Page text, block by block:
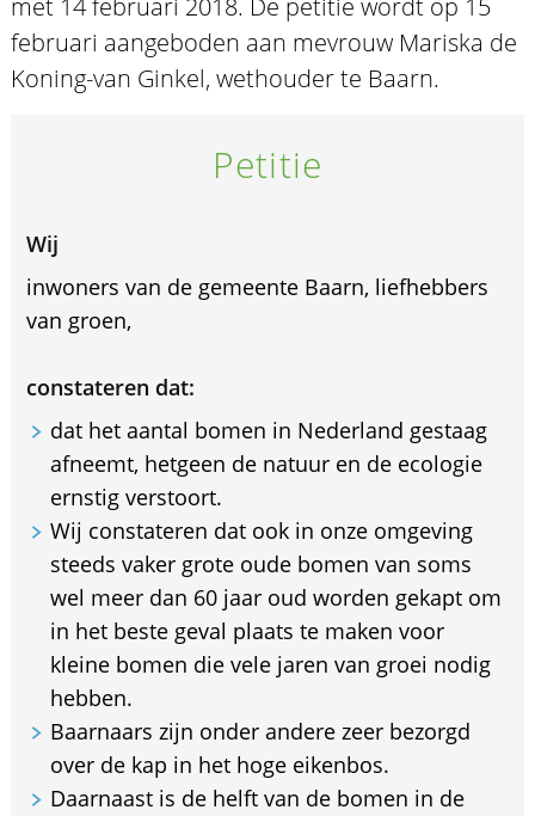
met 14 februari 2018. De petitie wordt op 15
februari aangeboden aan mevrouw Mariska de
Koning-van Ginkel, wethouder te Baarn.
Petitie
Wij
inwoners van de gemeente Baarn, liefhebbers
van groen,
constateren dat:
dat het aantal bomen in Nederland gestaag
afneemt, hetgeen de natuur en de ecologie
ernstig verstoort.
Wij constateren dat ook in onze omgeving
steeds vaker grote oude bomen van soms
wel meer dan 60 jaar oud worden gekapt om
in het beste geval plaats te maken voor
kleine bomen die vele jaren van groei nodig
hebben.
Baarnaars zijn onder andere zeer bezorgd
over de kap in het hoge eikenbos.
Daarnaast is de helft van de bomen in de